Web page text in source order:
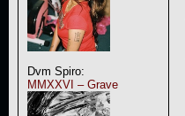
Dvm Spiro:
MMXXVI – Grave